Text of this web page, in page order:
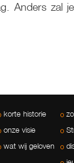
Anders zal
korte historie
onze visie
wat wij geloven